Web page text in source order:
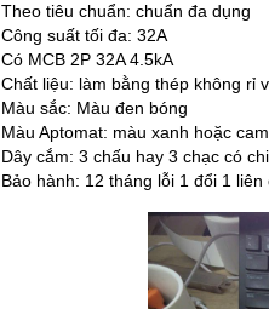
Theo tiêu chuẩn: chuẩn đa dụng
Công suất tối đa: 32A
Có MCB 2P 32A 4.5kA
Chất liệu: làm bằng thép không rỉ
Màu sắc: Màu đen bóng
Màu Aptomat: màu xanh hoặc cam
Dây cắm: 3 chấu hay 3 chạc có
Bảo hành: 12 tháng lỗi 1 đổi 1